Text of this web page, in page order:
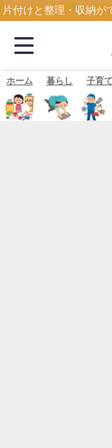
片付けと整理・収納が
ホーム 暮らし 子育て